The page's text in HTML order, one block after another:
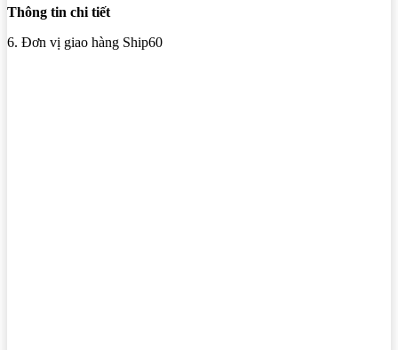
Thông tin chi tiết
6. Đơn vị giao hàng Ship60